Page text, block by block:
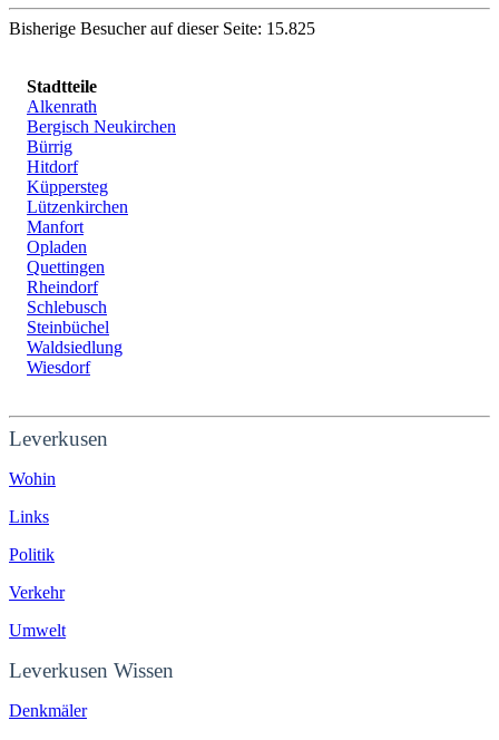
Bisherige Besucher auf dieser Seite: 15.825
Stadtteile
Alkenrath
Bergisch Neukirchen
Bürrig
Hitdorf
Küppersteg
Lützenkirchen
Manfort
Opladen
Quettingen
Rheindorf
Schlebusch
Steinbüchel
Waldsiedlung
Wiesdorf
Leverkusen
Wohin
Links
Politik
Verkehr
Umwelt
Leverkusen Wissen
Denkmäler